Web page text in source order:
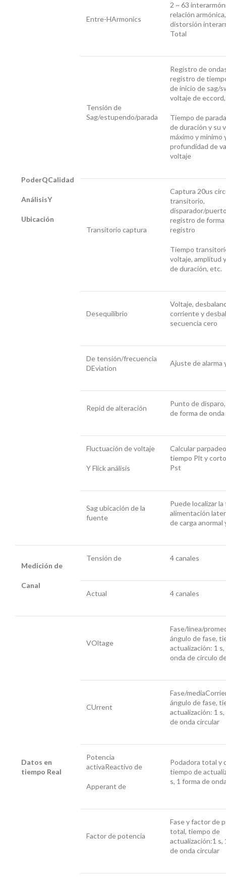
PoderQCalidad
AnálisisY
Ubicación
Entre-HArmonics
2 ~ 63
relación armónica,
distorsión
Total
Tensión de
Sag/estupendo/parada
Registro de
registro de
de inicio de sag/
voltaje de eccord,
Tiempo de
de duración y su
máximo y mínimo
profundidad de
voltaje
Transitorio captura
Captura 20us
transitorio,
disparador/
registro de forma
registro
Tiempo
voltaje, amplitud
de duración, etc.
Desequilibrio
Voltaje,
corriente y
secuencia cero
De tensión/frecuencia
DEviation
Ajuste de alarma
Repid de alteración
Punto de
de forma de onda
Fluctuación de voltaje
Y Flick análisis
Calcular
tiempo Plt y
Pst
Sag ubicación de la
fuente
Puede localizar
alimentación
de carga anormal
Medición de
Canal
Tensión de 4 canales
Actual 4 canales
Datos en
tiempo Real
VOltage
Fase/línea/
ángulo de fase,
actualización: 1
onda de círculo
CUrrent
Fase/
ángulo de fase,
actualización: 1
de onda circular
Potencia
activaReactivo de
Apperant de
Podadora total y
tiempo de
s, 1 forma de
Factor de potencia
Fase y factor de
total, tiempo de
actualización:1 s,
de onda circular